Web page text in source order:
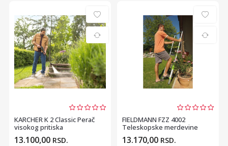
KARCHER K 2 Classic Perač
visokog pritiska
13.100,00 RSD.
FIELDMANN FZZ 4002
Teleskopske merdevine
3.2m
13.170,00 RSD.